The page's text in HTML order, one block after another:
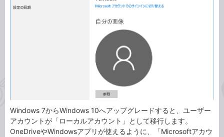
Windows 7からWindows 10へアップグレードすると、ユーザー
アカウントが「ローカルアカウント」として移行します。
OneDriveやWindowsアプリが使えるように、「Microsoftアカウ